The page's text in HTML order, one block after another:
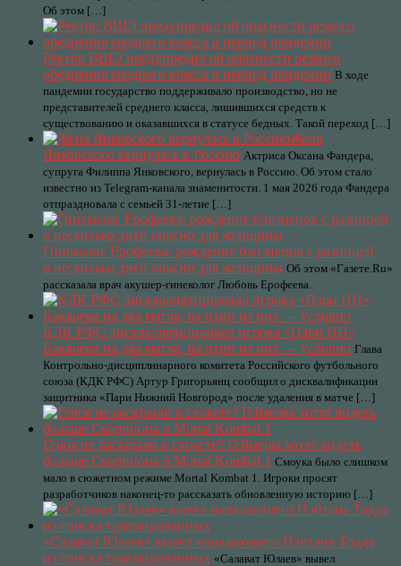
Об этом […]
Ректор ВШЭ предупредил об опасности резкого
обеднения среднего класса в период пандемии В ходе
пандемии государство поддерживало производство, но не
представителей среднего класса, лишившихся средств к
существованию и оказавшихся в статусе бедных. Такой переход […]
Жена
Янковского вернулась в Россию Актриса Оксана Фандера,
супруга Филиппа Янковского, вернулась в Россию. Об этом стало
известно из Telegram-канала знаменитости. 1 мая 2026 года Фандера
отпраздновала с семьей 31-летие […]
Гинеколог Ерофеева: рождение близнецов с разницей
в несколько дней опасно для женщины Об этом «Газете.Ru»
рассказала врач акушер-гинеколог Любовь Ерофеева.
КДК РФС дисквалифицировал игрока «Пари НН»
Каккоева на два матча, на один из них — условно Глава
Контрольно-дисциплинарного комитета Российского футбольного
союза (КДК РФС) Артур Григорьянц сообщил о дисквалификации
защитника «Пари Нижний Новгород» после удаления в матче […]
Героя не раскрыли в сюжете? Геймеры хотят видеть
больше Скорпиона в Mortal Kombat 1 Смоука было слишком
мало в сюжетном режиме Mortal Kombat 1. Игроки просят
разработчиков наконец-то рассказать обновленную историю […]
«Салават Юлаев» вывел нападающего Нэйтана Тодда
из списка травмированных «Салават Юлаев» вывел